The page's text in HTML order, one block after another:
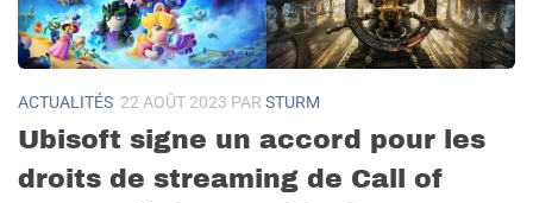
ACTUALITÉS 22 AOÛT 2023 PAR STURM
Ubisoft signe un accord pour les
droits de streaming de Call of